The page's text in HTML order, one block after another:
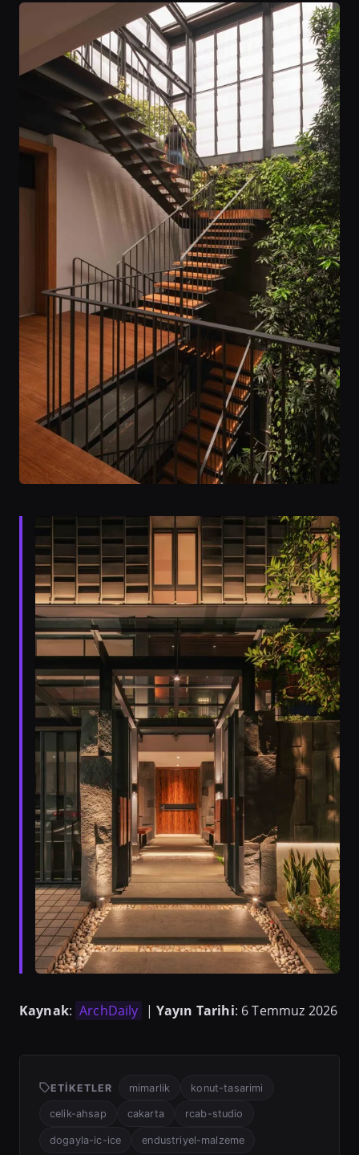
Kaynak: ArchDaily | Yayın Tarihi: 6 Temmuz 2026
ETIKETLER mimarlik konut-tasarimi
celik-ahsap cakarta rcab-studio
dogayla-ic-ice endustriyel-malzeme